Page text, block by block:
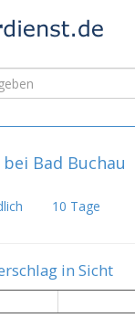
Bad Buchau
10 Tage
in Sicht